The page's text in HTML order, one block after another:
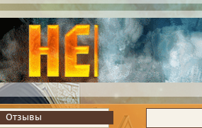
Отзывы
Отзывы